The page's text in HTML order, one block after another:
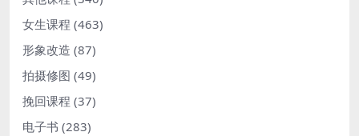
女生课程 (463)
形象改造 (87)
拍摄修图 (49)
挽回课程 (37)
电子书 (283)